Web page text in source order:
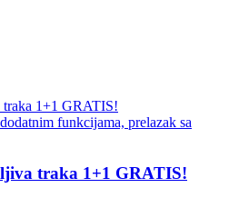
traka 1+1 GRATIS!